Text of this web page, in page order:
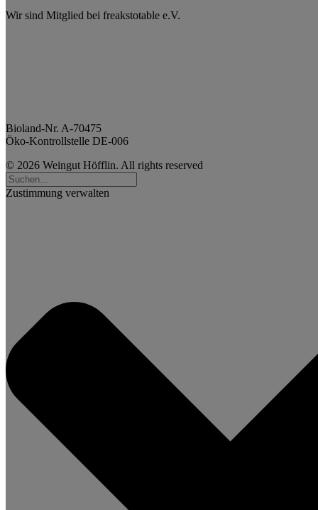
Wir sind Mitglied bei freakstotable e.V.
Bioland-Nr. A-70475
Öko-Kontrollstelle DE-006
© 2026 Weingut Höfflin. All rights reserved
Zustimmung verwalten